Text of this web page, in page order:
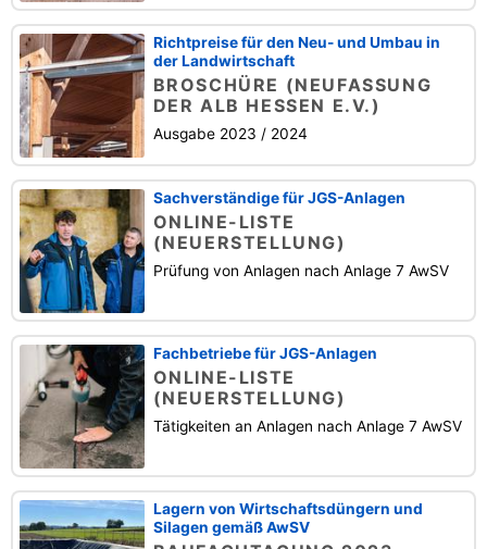
Richtpreise für den Neu- und Umbau in
der Landwirtschaft
BROSCHÜRE (NEUFASSUNG
DER ALB HESSEN E.V.)
Ausgabe 2023 / 2024
Sachverständige für JGS-Anlagen
ONLINE-LISTE
(NEUERSTELLUNG)
Prüfung von Anlagen nach Anlage 7 AwSV
Fachbetriebe für JGS-Anlagen
ONLINE-LISTE
(NEUERSTELLUNG)
Tätigkeiten an Anlagen nach Anlage 7 AwSV
Lagern von Wirtschaftsdüngern und
Silagen gemäß AwSV